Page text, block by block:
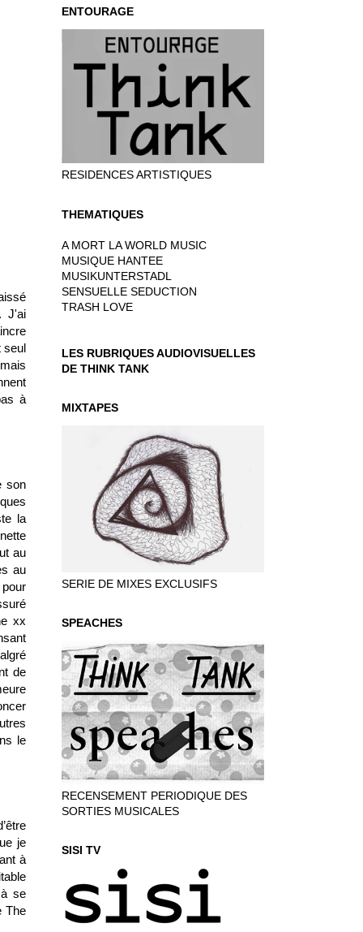
J'ai
seul
à
son
la
au
au
xx
de
le
je
à
se
The
ENTOURAGE
RESIDENCES ARTISTIQUES
THEMATIQUES
A MORT LA WORLD MUSIC
MUSIQUE HANTEE
MUSIKUNTERSTADL
SENSUELLE SEDUCTION
TRASH LOVE
LES RUBRIQUES AUDIOVISUELLES
DE THINK TANK
MIXTAPES
SERIE DE MIXES EXCLUSIFS
SPEACHES
RECENSEMENT PERIODIQUE DES
SORTIES MUSICALES
SISI TV